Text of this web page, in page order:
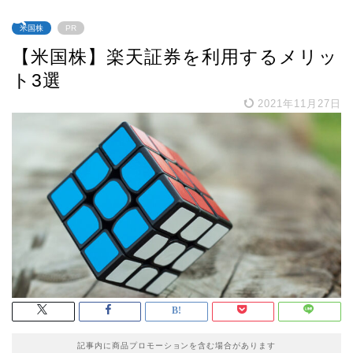
米国株 PR
【米国株】楽天証券を利用するメリッ
ト3選
2021年11月27日
記事内に商品プロモーションを含む場合があります